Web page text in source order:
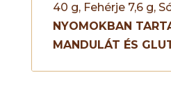
40 g, Fehérje 7,6 g,
NYOMOKBAN
MANDULÁT ÉS